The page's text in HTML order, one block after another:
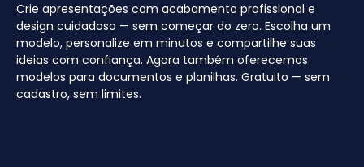
Crie apresentações com acabamento profissional e
design cuidadoso — sem começar do zero. Escolha um
modelo, personalize em minutos e compartilhe suas
ideias com confiança. Agora também oferecemos
modelos para documentos e planilhas. Gratuito — sem
cadastro, sem limites.